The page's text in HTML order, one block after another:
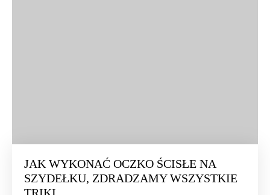
JAK WYKONAĆ OCZKO ŚCISŁE NA
SZYDEŁKU, ZDRADZAMY WSZYSTKIE